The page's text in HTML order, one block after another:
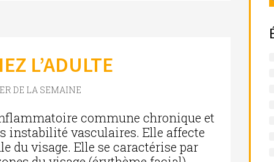
L’ADULTE
DE LA SEMAINE
commune chronique et
instabilité vasculaires. Elle affecte
du visage. Elle se caractérise par